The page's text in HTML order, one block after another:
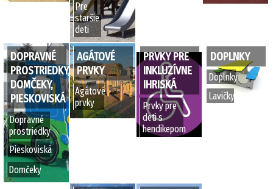
Pre
staršie
deti
DOPRAVNÉ
PROSTRIEDKY,
DOMČEKY,
PIESKOVISKÁ
Dopravné
prostriedky
Pieskoviská
Domčeky
AGÁTOVÉ
PRVKY
Agátové
prvky
PRVKY PRE
INKLUZÍVNE
IHRISKÁ
Prvky pre
deti s
hendikepom
DOPLNKY
Doplnky
Lavičky